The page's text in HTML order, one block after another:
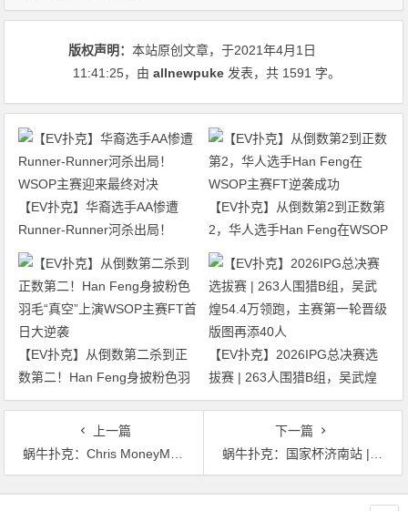
版权声明：本站原创文章，于2021年4月1日
11:41:25，由allnewpuke 发表，共 1591 字。
【EV扑克】华裔选手AA惨遭
Runner-Runner河杀出局！
WSOP主赛迎来最终对决
【EV扑克】从倒数第2到正数第
2，华人选手Han Feng在WSOP
主赛FT逆袭成功
【EV扑克】从倒数第二杀到正
数第二！Han Feng身披粉色羽
毛“真空”上演WSOP主赛FT首日
【EV扑克】2026IPG总决赛选
拔赛 | 263人围猎B组，吴武煌
54.4万领跑，主赛第一轮晋级版
上一篇
蜗牛扑克：Chris MoneyMaker与Tom Wheaton合作后能否给扑克界带来繁荣
下一篇
蜗牛扑克：国家杯济南站 | 决赛桌诞生，谁能夺得头筹，我们拭目以待！
文